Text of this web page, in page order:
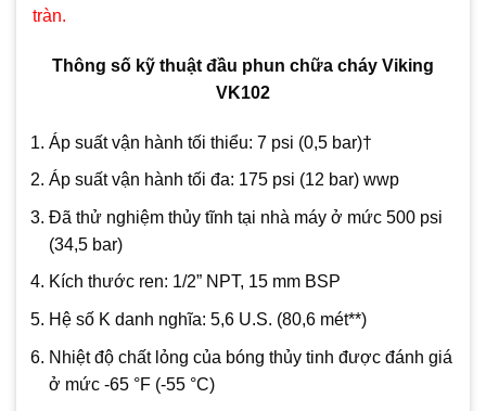
tràn.
Thông số kỹ thuật đầu phun chữa cháy Viking
VK102
Áp suất vận hành tối thiểu: 7 psi (0,5 bar)†
Áp suất vận hành tối đa: 175 psi (12 bar) wwp
Đã thử nghiệm thủy tĩnh tại nhà máy ở mức 500 psi
(34,5 bar)
Kích thước ren: 1/2” NPT, 15 mm BSP
Hệ số K danh nghĩa: 5,6 U.S. (80,6 mét**)
Nhiệt độ chất lỏng của bóng thủy tinh được đánh giá
ở mức -65 °F (-55 °C)